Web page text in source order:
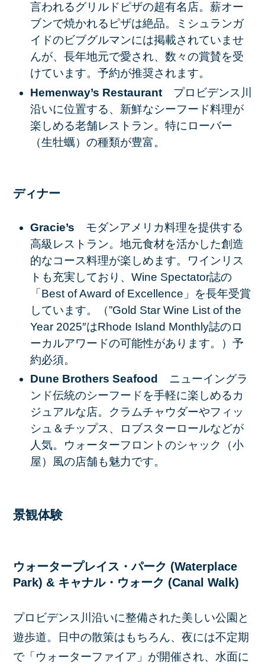
言われるグリルドピザの超有名店。薪オー
ブンで焼かれるピザは絶品。ミシュランガ
イドのビブグルマンには掲載されていませ
んが、長年地元で愛され、数々の賞賛を受
けています。予約が推奨されます。
Hemenway’s Restaurant プロビデンス川
沿いに位置する、新鮮なシーフード料理が
楽しめる老舗レストラン。特にローバー
（生牡蠣）の種類が豊富。
ディナー
Gracie’s モダンアメリカ料理を提供する
高級レストラン。地元食材を活かした創造
的なコース料理が楽しめます。ワインリス
トも充実しており、Wine Spectator誌の
「Best of Award of Excellence」を長年受賞
しています。（”Gold Star Wine List of the
Year 2025″はRhode Island Monthly誌のロ
ーカルアワードの可能性があります。）予
約必須。
Dune Brothers Seafood ニューイングラ
ンド伝統のシーフードを手軽に楽しめるカ
ジュアルな店。クラムチャウダーやフィッ
シュ＆チップス、ロブスターロールなどが
人気。ウォーターフロントのシャック（小
屋）風の店舗も魅力です。
景観体験
ウォータープレイス・パーク (Waterplace
Park) & キャナル・ウォーク (Canal Walk)
プロビデンス川沿いに整備された美しい公園と
遊歩道。日中の散策はもちろん、夜には不定期
で「ウォーターファイア」が開催され、水面に